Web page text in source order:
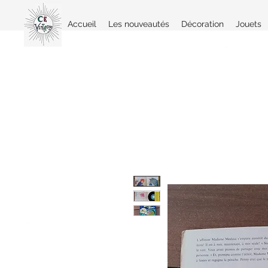
Accueil Les nouveautés Décoration Jouets